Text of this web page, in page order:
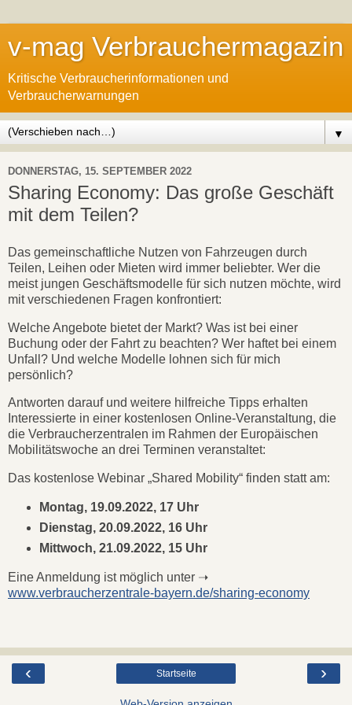
v-mag Verbrauchermagazin
Kritische Verbraucherinformationen und
Verbraucherwarnungen
▼
DONNERSTAG, 15. SEPTEMBER 2022
Sharing Economy: Das große Geschäft
mit dem Teilen?
Das gemeinschaftliche Nutzen von Fahrzeugen durch
Teilen, Leihen oder Mieten wird immer beliebter. Wer die
meist jungen Geschäftsmodelle für sich nutzen möchte, wird
mit verschiedenen Fragen konfrontiert:
Welche Angebote bietet der Markt? Was ist bei einer
Buchung oder der Fahrt zu beachten? Wer haftet bei einem
Unfall? Und welche Modelle lohnen sich für mich
persönlich?
Antworten darauf und weitere hilfreiche Tipps erhalten
Interessierte in einer kostenlosen Online-Veranstaltung, die
die Verbraucherzentralen im Rahmen der Europäischen
Mobilitätswoche an drei Terminen veranstaltet:
Das kostenlose Webinar „Shared Mobility“ finden statt am:
Montag, 19.09.2022, 17 Uhr
Dienstag, 20.09.2022, 16 Uhr
Mittwoch, 21.09.2022, 15 Uhr
Eine Anmeldung ist möglich unter ➝
www.verbraucherzentrale-bayern.de/sharing-economy
‹ ›
Startseite